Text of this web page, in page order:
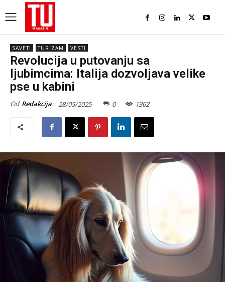
SAVETI TURIZAM VESTI
Revolucija u putovanju sa
ljubimcima: Italija dozvoljava velike
pse u kabini
Od Redakcija 28/05/2025 0 1362